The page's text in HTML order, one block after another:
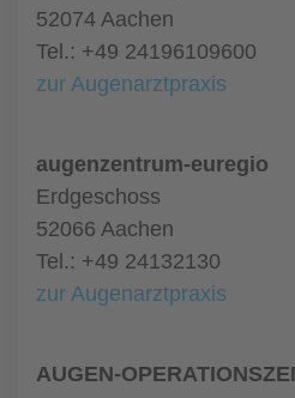
52074 Aachen
Tel.: +49 24196109600
zur Augenarztpraxis
augenzentrum-euregio
Erdgeschoss
52066 Aachen
Tel.: +49 24132130
zur Augenarztpraxis
AUGEN-